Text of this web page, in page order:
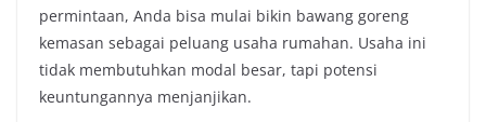
permintaan, Anda bisa mulai bikin bawang goreng
kemasan sebagai peluang usaha rumahan. Usaha ini
tidak membutuhkan modal besar, tapi potensi
keuntungannya menjanjikan.